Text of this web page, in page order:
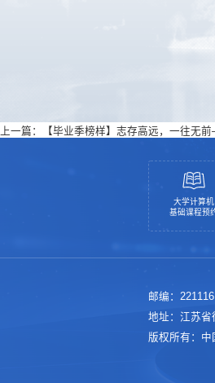
上一篇： 【毕业季榜样】志存高远，一往无
大学计算机
基础课程预
邮编：
地址：江苏省
版权所有：中